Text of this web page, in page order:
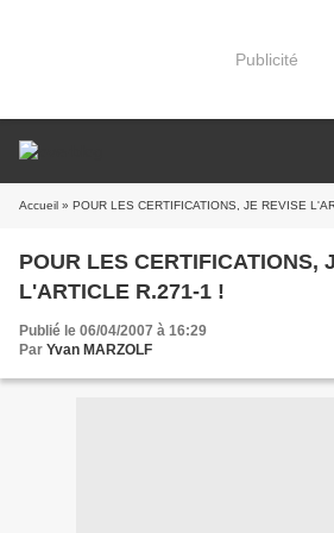
Publicité
Accueil » POUR LES CERTIFICATIONS, JE REVISE
POUR LES CERTIFICATIONS,
L'ARTICLE R.271-1 !
Publié le 06/04/2007 à 16:29
Par Yvan MARZOLF